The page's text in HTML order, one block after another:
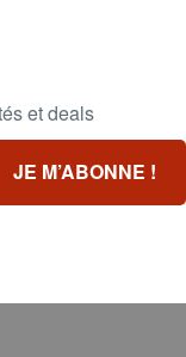
et deals